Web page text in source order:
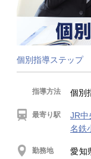
個別指導ステップ
指導方法 個別
最寄り駅
JR中
名鉄
勤務地
愛知